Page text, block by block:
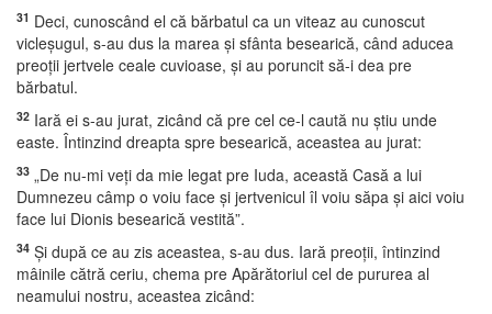
31 Deci, cunoscând el că bărbatul ca un viteaz au cunoscut
vicleşugul, s-au dus la marea şi sfânta besearică, când aducea
preoţii jertvele ceale cuvioase, şi au poruncit să-i dea pre
bărbatul.
32 Iară ei s-au jurat, zicând că pre cel ce-l caută nu ştiu unde
easte. Întinzind dreapta spre besearică, aceastea au jurat:
33 „De nu-mi veţi da mie legat pre Iuda, această Casă a lui
Dumnezeu câmp o voiu face şi jertvenicul îl voiu săpa şi aici voiu
face lui Dionis besearică vestită”.
34 Şi după ce au zis aceastea, s-au dus. Iară preoţii, întinzind
mâinile cătră ceriu, chema pre Apărătoriul cel de pururea al
neamului nostru, aceastea zicând: